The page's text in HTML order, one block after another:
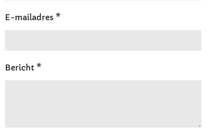
E-mailadres *
Bericht *